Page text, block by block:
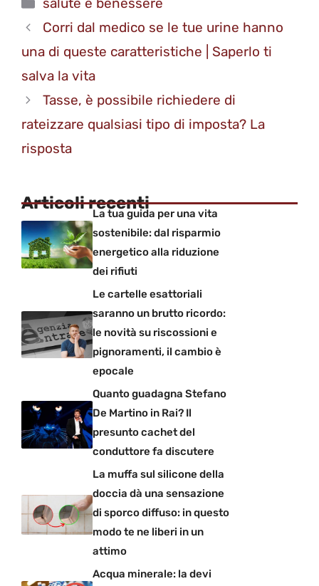
salute e benessere
Corri dal medico se le tue urine hanno
una di queste caratteristiche | Saperlo ti
salva la vita
Tasse, è possibile richiedere di
rateizzare qualsiasi tipo di imposta? La
risposta
Articoli recenti
La tua guida per una vita
sostenibile: dal risparmio
energetico alla riduzione
dei rifiuti
Le cartelle esattoriali
saranno un brutto ricordo:
le novità su riscossioni e
pignoramenti, il cambio è
epocale
Quanto guadagna Stefano
De Martino in Rai? Il
presunto cachet del
conduttore fa discutere
La muffa sul silicone della
doccia dà una sensazione
di sporco diffuso: in questo
modo te ne liberi in un
attimo
Acqua minerale: la devi